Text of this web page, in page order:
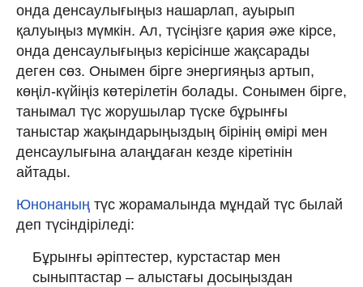
онда денсаулығыңыз нашарлап, ауырып
қалуыңыз мүмкін. Ал, түсіңізге қария әже кірсе,
онда денсаулығыңыз керісінше жақсарады
деген сөз. Онымен бірге энергияңыз артып,
көңіл-күйіңіз көтерілетін болады. Сонымен бірге,
танымал түс жорушылар түске бұрынғы
таныстар жақындарыңыздың бірінің өмірі мен
денсаулығына алаңдаған кезде кіретінін
айтады.
Юнонаның түс жорамалында мұндай түс былай
деп түсіндіріледі:
Бұрынғы әріптестер, курстастар мен
сыныптастар – алыстағы досыңыздан